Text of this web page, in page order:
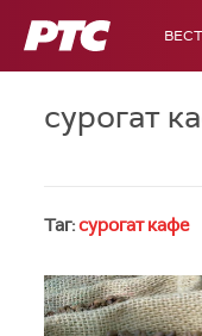
РТС
сурогат
Таг:сурогат кафе